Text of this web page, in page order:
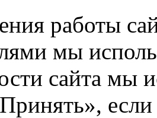
работы
мы
сайта мы
если